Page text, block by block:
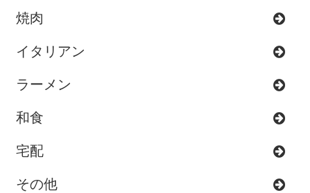
焼肉
イタリアン
ラーメン
和食
宅配
その他